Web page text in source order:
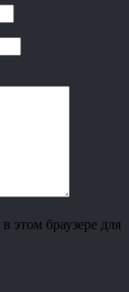
этом браузере для